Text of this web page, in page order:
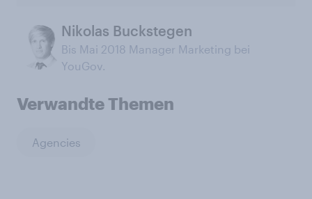
Nikolas Buckstegen
Bis Mai 2018 Manager Marketing bei
YouGov.
Verwandte Themen
Agencies